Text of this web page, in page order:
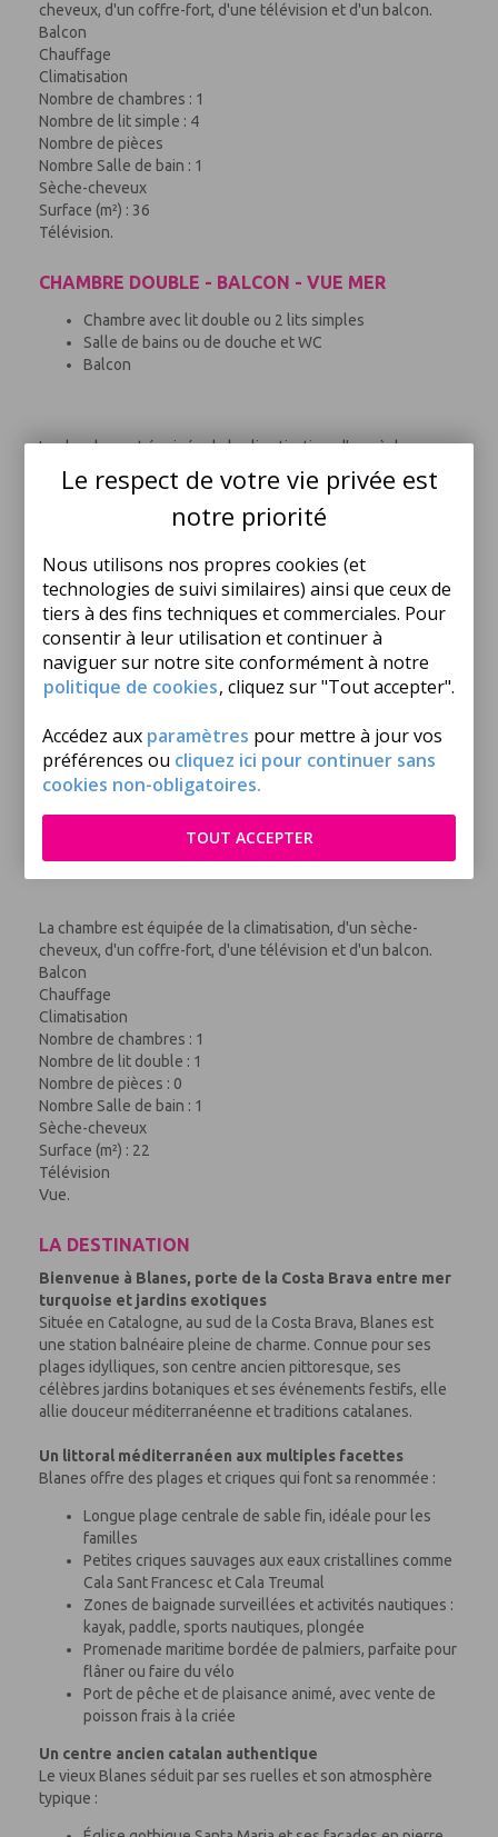
Le respect de votre vie privée est
notre priorité
Nous utilisons nos propres cookies (et
technologies de suivi similaires) ainsi que ceux de
tiers à des fins techniques et commerciales. Pour
consentir à leur utilisation et continuer à
naviguer sur notre site conformément à notre
politique de cookies, cliquez sur "Tout accepter".
Accédez aux paramètres pour mettre à jour vos
préférences ou cliquez ici pour continuer sans
cookies non-obligatoires.
TOUT ACCEPTER
cheveux, d'un coffre-fort, d'une télévision et d'un balcon.
Balcon
Chauffage
Climatisation
Nombre de chambres : 1
Nombre de lit simple : 4
Nombre de pièces
Nombre Salle de bain : 1
Sèche-cheveux
Surface (m²) : 36
Télévision.
CHAMBRE DOUBLE - BALCON - VUE MER
Chambre avec lit double ou 2 lits simples
Salle de bains ou de douche et WC
Balcon
La chambre est équipée de la climatisation, d'un sèche-
cheveux, d'un coffre-fort, d'une télévision et d'un balcon.
Balcon
Nombre de chambres : 1
Nombre de pièces : 0
Nombre Salle de bain : 1
Sèche-cheveux
Surface (m²) : 18
Télévision
Vue : mer.
CHAMBRE DOUBLE - SUPERIOR - BALCON - VUE
MER
Chambre avec lit double queen size
Balcon avec vue
La chambre est équipée de la climatisation, d'un sèche-
cheveux, d'un coffre-fort, d'une télévision et d'un balcon.
Balcon
Chauffage
Climatisation
Nombre de chambres : 1
Nombre de lit double : 1
Nombre de pièces : 0
Nombre Salle de bain : 1
Sèche-cheveux
Surface (m²) : 22
Télévision
Vue.
LA DESTINATION
Bienvenue à Blanes, porte de la Costa Brava entre mer
turquoise et jardins exotiques
Située en Catalogne, au sud de la Costa Brava, Blanes est
une station balnéaire pleine de charme. Connue pour ses
plages idylliques, son centre ancien pittoresque, ses
célèbres jardins botaniques et ses événements festifs, elle
allie douceur méditerranéenne et traditions catalanes.
Un littoral méditerranéen aux multiples facettes
Blanes offre des plages et criques qui font sa renommée :
Longue plage centrale de sable fin, idéale pour les
familles
Petites criques sauvages aux eaux cristallines comme
Cala Sant Francesc et Cala Treumal
Zones de baignade surveillées et activités nautiques :
kayak, paddle, sports nautiques, plongée
Promenade maritime bordée de palmiers, parfaite pour
flâner ou faire du vélo
Port de pêche et de plaisance animé, avec vente de
poisson frais à la criée
Un centre ancien catalan authentique
Le vieux Blanes séduit par ses ruelles et son atmosphère
typique :